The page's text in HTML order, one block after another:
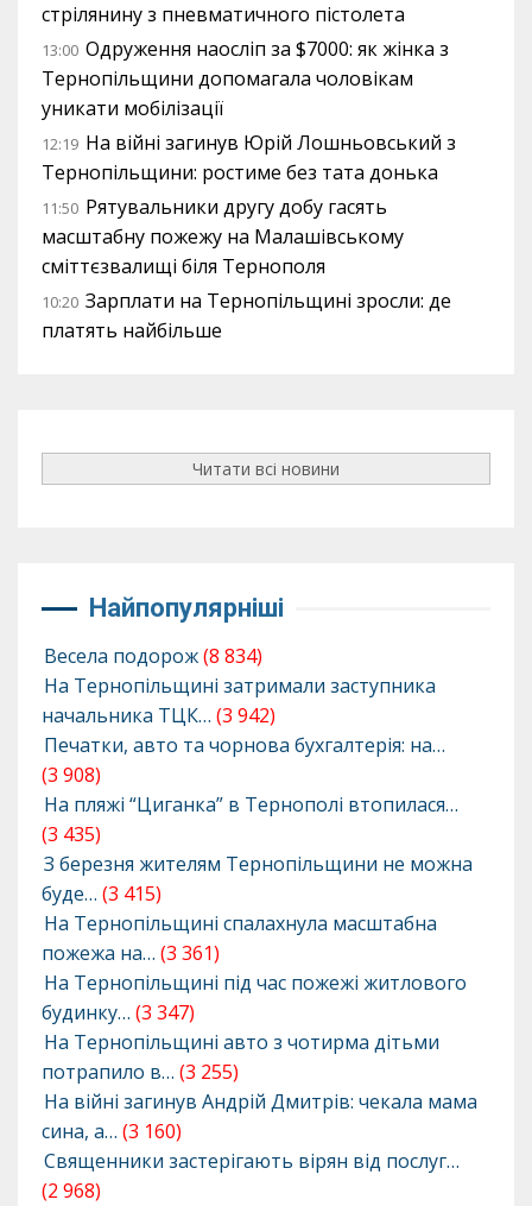
стрілянину з пневматичного пістолета
13:00 Одруження наосліп за $7000: як жінка з
Тернопільщини допомагала чоловікам
уникати мобілізації
12:19 На війні загинув Юрій Лошньовський з
Тернопільщини: ростиме без тата донька
11:50 Рятувальники другу добу гасять
масштабну пожежу на Малашівському
сміттєзвалищі біля Тернополя
10:20 Зарплати на Тернопільщині зросли: де
платять найбільше
Читати всі новини
Найпопулярніші
Весела подорож(8 834)
На Тернопільщині затримали заступника
начальника ТЦК… (3 942)
Печатки, авто та чорнова бухгалтерія: на…
(3 908)
На пляжі “Циганка” в Тернополі втопилася…
(3 435)
З березня жителям Тернопільщини не можна
буде… (3 415)
На Тернопільщині спалахнула масштабна
пожежа на… (3 361)
На Тернопільщині під час пожежі житлового
будинку… (3 347)
На Тернопільщині авто з чотирма дітьми
потрапило в… (3 255)
На війні загинув Андрій Дмитрів: чекала мама
сина, а… (3 160)
Священники застерігають вірян від послуг…
(2 968)